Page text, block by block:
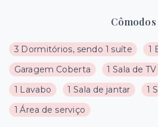
Cômodos
3 Dormitórios, sendo 1 suíte 1
Garagem Coberta
1 Sala de TV
1 Lavabo
1 Sala de jantar
1
1 Área de serviço